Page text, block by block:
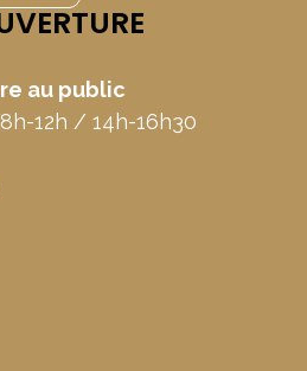
au public
12h / 14h-16h30